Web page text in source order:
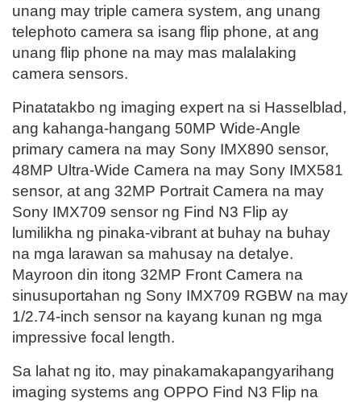
unang may triple camera system, ang unang
telephoto camera sa isang flip phone, at ang
unang flip phone na may mas malalaking
camera sensors.
Pinatatakbo ng imaging expert na si Hasselblad,
ang kahanga-hangang 50MP Wide-Angle
primary camera na may Sony IMX890 sensor,
48MP Ultra-Wide Camera na may Sony IMX581
sensor, at ang 32MP Portrait Camera na may
Sony IMX709 sensor ng Find N3 Flip ay
lumilikha ng pinaka-vibrant at buhay na buhay
na mga larawan sa mahusay na detalye.
Mayroon din itong 32MP Front Camera na
sinusuportahan ng Sony IMX709 RGBW na may
1/2.74-inch sensor na kayang kunan ng mga
impressive focal length.
Sa lahat ng ito, may pinakamakapangyarihang
imaging systems ang OPPO Find N3 Flip na